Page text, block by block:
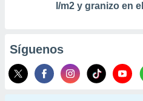
l/m2 y granizo en
Síguenos